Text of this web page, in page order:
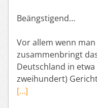
Beängstigend…
Vor allem wenn
zusammenbringt
Deutschland in
zweihundert)
[…]